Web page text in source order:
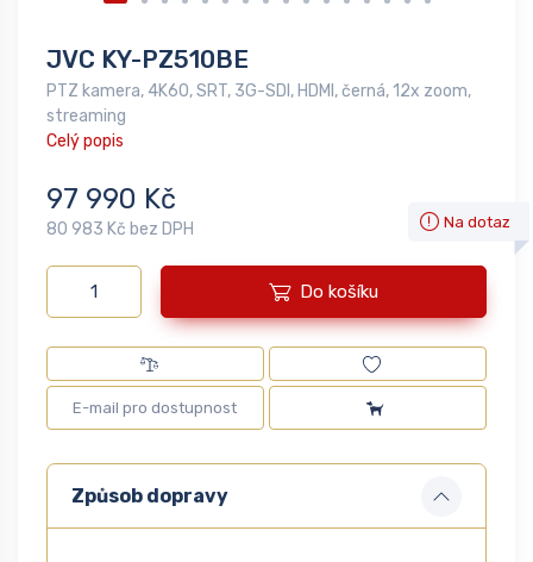
JVC KY-PZ510BE
PTZ kamera, 4K60, SRT, 3G-SDI, HDMI, černá, 12x zoom,
streaming
Celý popis
97 990 Kč
80 983 Kč bez DPH Na dotaz
Do košíku
Způsob dopravy